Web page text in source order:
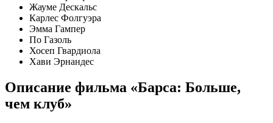
Жауме Дескальс
Карлес Фолгуэра
Эмма Гампер
По Газоль
Хосеп Гвардиола
Хави Эрнандес
Описание фильма «Барса: Больше,
чем клуб»